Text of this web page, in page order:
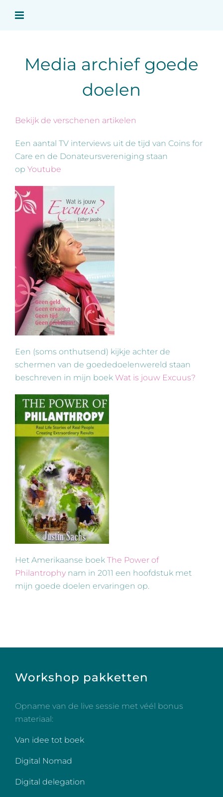
naar
Media archief goede
doelen
Bekijk de verschenen artikelen
Een aantal TV interviews uit de tijd van Coins for
Care en de Donateursvereniging staan
op Youtube
Een (soms onthutsend) kijkje achter de
schermen van de goededoelenwereld staan
beschreven in mijn boek Wat is jouw Excuus?
Het Amerikaanse boek The Power of
Philantrophy nam in 2011 een hoofdstuk met
mijn goede doelen ervaringen op.
Workshop pakketten
Opname van de live sessie met véél bonus
materiaal:
Van idee tot boek
Digital Nomad
Digital delegation